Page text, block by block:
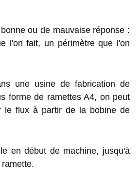
ou de mauvaise réponse :
l'on fait, un périmètre que l'on
une usine de fabrication de
forme de ramettes A4, on peut
le flux à partir de la bobine de
en début de machine, jusqu'à